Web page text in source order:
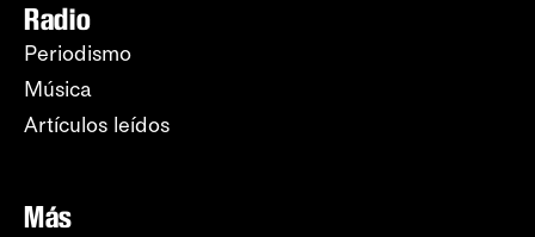
Radio
Periodismo
Música
Artículos leídos
Más